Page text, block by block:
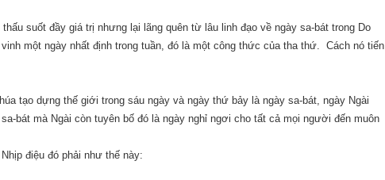
suốt đầy giá trị nhưng lại lãng quên từ lâu linh đạo về ngày sa-bát trong Do
một ngày nhất định trong tuần, đó là một công thức của tha thứ. Cách nó tiến
tạo dựng thế giới trong sáu ngày và ngày thứ bảy là ngày sa-bát, ngày Ngài
bát mà Ngài còn tuyên bố đó là ngày nghỉ ngơi cho tất cả mọi người đến muôn
Nhịp điệu đó phải như thế này: